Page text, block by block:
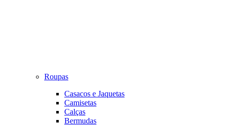
Roupas
Casacos e Jaquetas
Camisetas
Calças
Bermudas